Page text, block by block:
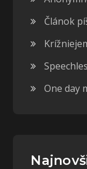
Článok
One day